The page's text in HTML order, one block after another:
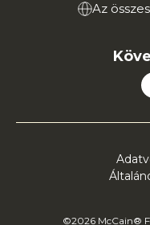
Az
©2026 McCain®